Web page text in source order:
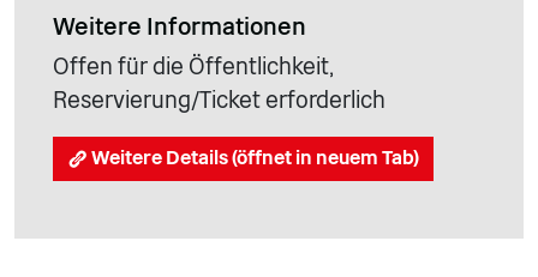
Weitere Informationen
Offen für die Öffentlichkeit,
Reservierung/Ticket erforderlich
Weitere Details (öffnet in neuem Tab)